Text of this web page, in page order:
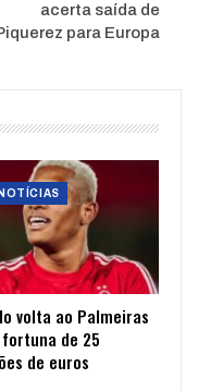
acerta saída de
para Europa
NOTÍCIAS
volta ao Palmeiras
de 25
de euros